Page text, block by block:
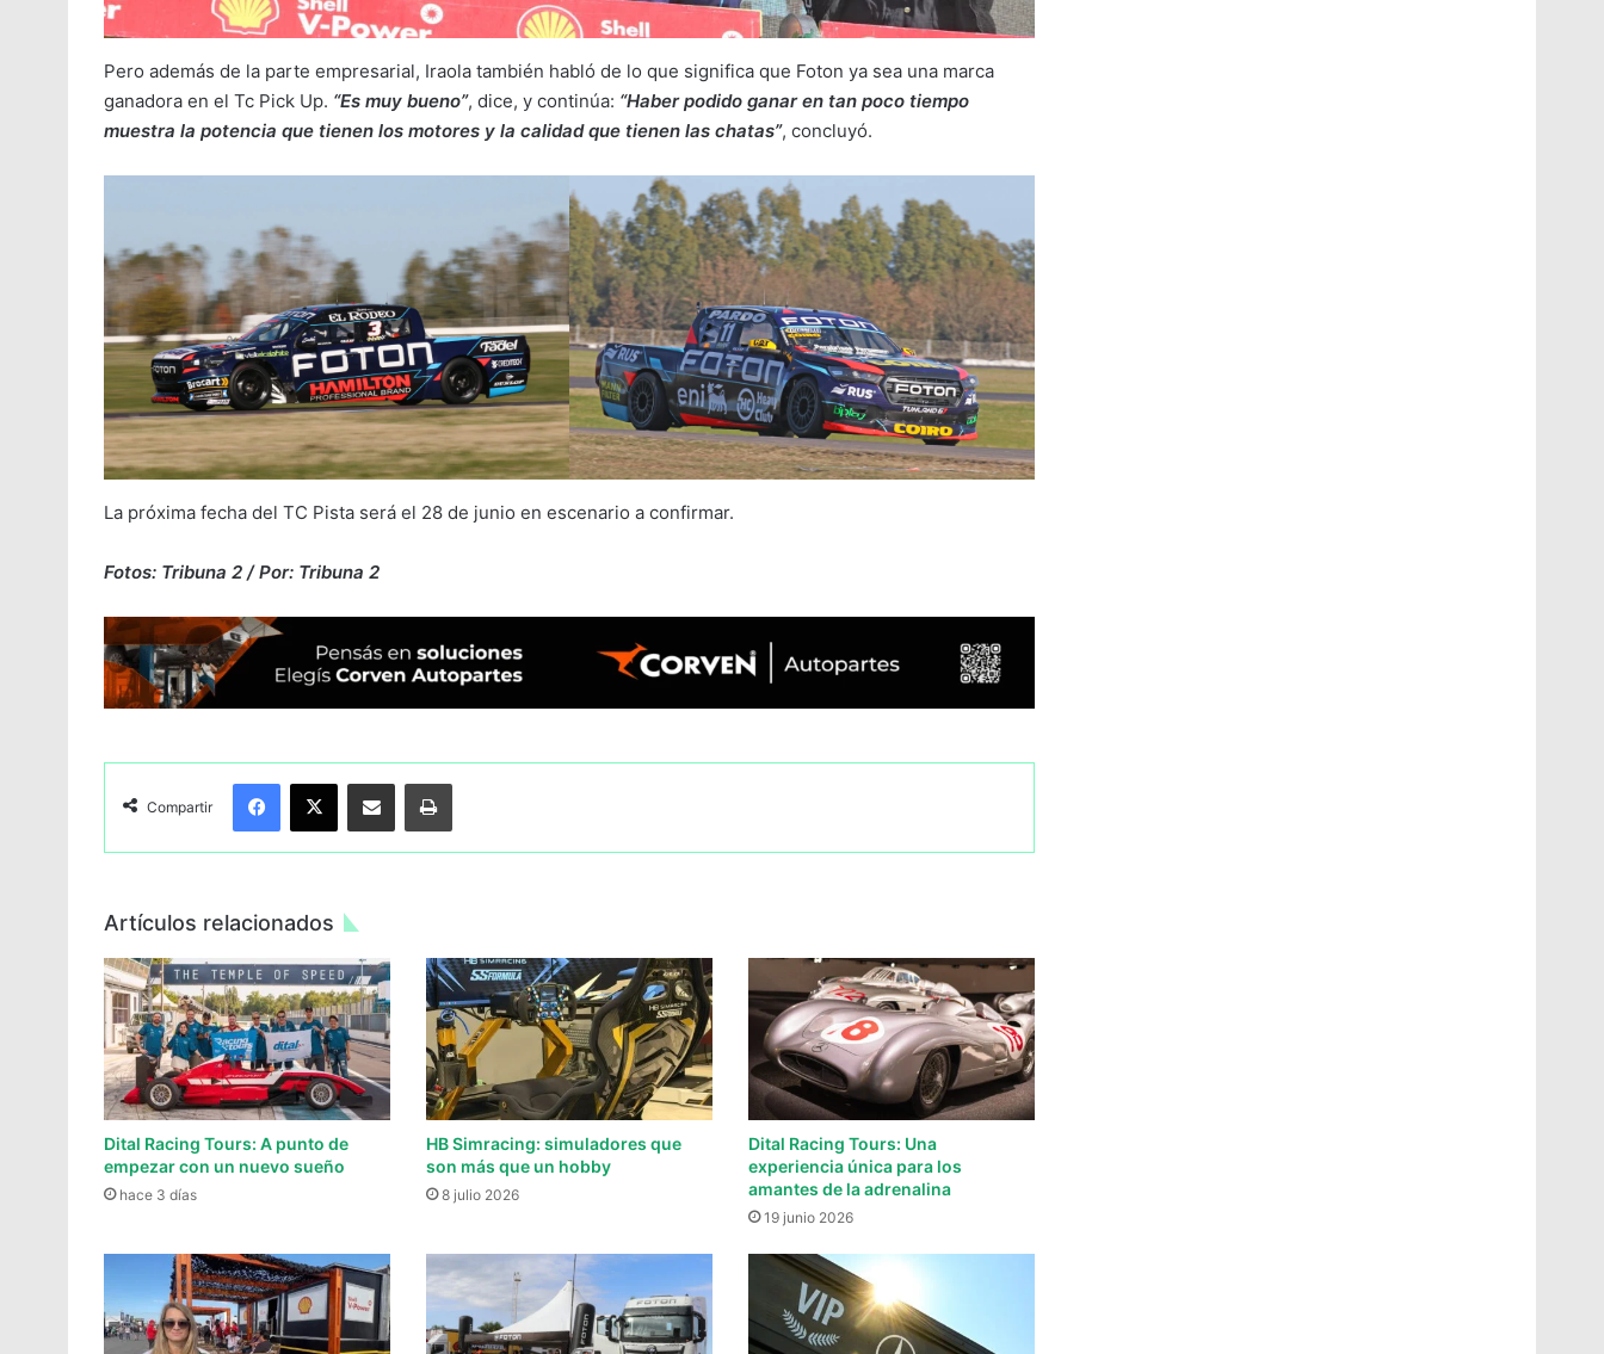
Pero además de la parte empresarial, Iraola también habló de lo que significa que Foton ya sea una marca
ganadora en el Tc Pick Up. “Es muy bueno”, dice, y continúa: “Haber podido ganar en tan poco tiempo
muestra la potencia que tienen los motores y la calidad que tienen las chatas”, concluyó.
La próxima fecha del TC Pista será el 28 de junio en escenario a confirmar.
Fotos: Tribuna 2 / Por: Tribuna 2
Compartir
Facebook
X Compartir por Email Imprimir
Artículos relacionados
Dital Racing Tours: A punto de
empezar con un nuevo sueño
hace 3 días
HB Simracing: simuladores que
son más que un hobby
8 julio 2026
Dital Racing Tours: Una
experiencia única para los
amantes de la adrenalina
19 junio 2026